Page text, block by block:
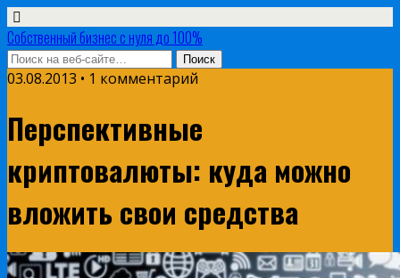
Собственный бизнес с нуля до 100%
03.08.2013 • 1 комментарий
Перспективные
криптовалюты: куда можно
вложить свои средства